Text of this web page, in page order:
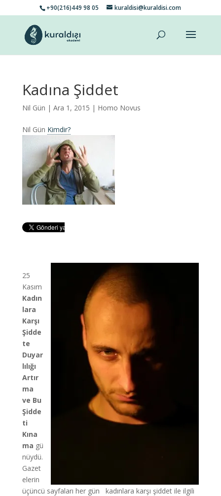
+90(216)449 98 05 kuraldisi@kuraldisi.com
Kadına Şiddet
Nil Gün | Ara 1, 2015 | Homo Novus
Nil Gün Kimdir?
25
Kasım
Kadın
lara
Karşı
Şidde
te
Duyar
lılığı
Artır
ma
ve Bu
Şidde
ti
Kına
ma gü
nüydü.
Gazet
elerin
üçüncü sayfaları her gün kadınlara karşı şiddet ile ilgili